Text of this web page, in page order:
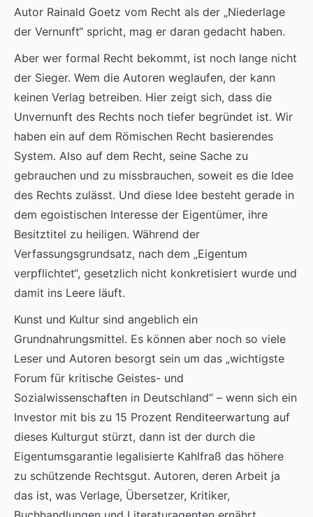
Autor Rainald Goetz vom Recht als der „Niederlage
der Vernunft“ spricht, mag er daran gedacht haben.
Aber wer formal Recht bekommt, ist noch lange nicht
der Sieger. Wem die Autoren weglaufen, der kann
keinen Verlag betreiben. Hier zeigt sich, dass die
Unvernunft des Rechts noch tiefer begründet ist. Wir
haben ein auf dem Römischen Recht basierendes
System. Also auf dem Recht, seine Sache zu
gebrauchen und zu missbrauchen, soweit es die Idee
des Rechts zulässt. Und diese Idee besteht gerade in
dem egoistischen Interesse der Eigentümer, ihre
Besitztitel zu heiligen. Während der
Verfassungsgrundsatz, nach dem „Eigentum
verpflichtet“, gesetzlich nicht konkretisiert wurde und
damit ins Leere läuft.
Kunst und Kultur sind angeblich ein
Grundnahrungsmittel. Es können aber noch so viele
Leser und Autoren besorgt sein um das „wichtigste
Forum für kritische Geistes- und
Sozialwissenschaften in Deutschland“ – wenn sich ein
Investor mit bis zu 15 Prozent Renditeerwartung auf
dieses Kulturgut stürzt, dann ist der durch die
Eigentumsgarantie legalisierte Kahlfraß das höhere
zu schützende Rechtsgut. Autoren, deren Arbeit ja
das ist, was Verlage, Übersetzer, Kritiker,